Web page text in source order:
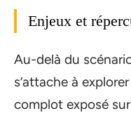
Enjeux et
Au-delà du
s’attache à
complot exposé